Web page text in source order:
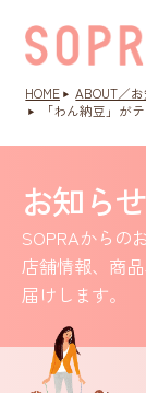
HOME
ABOUT／
「わん納豆」が
お知らせ
SOPRAからの
店舗情報、商
届けします。